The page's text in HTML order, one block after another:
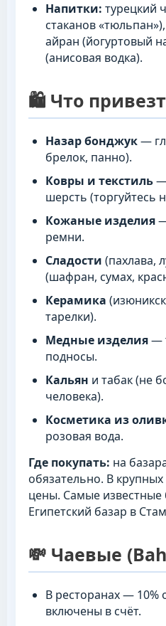
Напитки: турецкий
стаканов
айран (йогуртовый
(анисовая водка).
🛍️ Что
Назар бонджук—
брелок, панно).
Ковры и текстиль—
шерсть (торгуйтесь
Кожаные изделия
ремни.
Сладости (пахлава,
(шафран, сумах,
Керамика
тарелки).
Медные изделия—
подносы.
Кальян и табак (не
человека).
Косметика из
розовая вода.
Где покупать: на
обязательно. В
цены. Самые известные
Египетский базар в
💸 Чаевые
В ресторанах — 10%
включены в счёт.